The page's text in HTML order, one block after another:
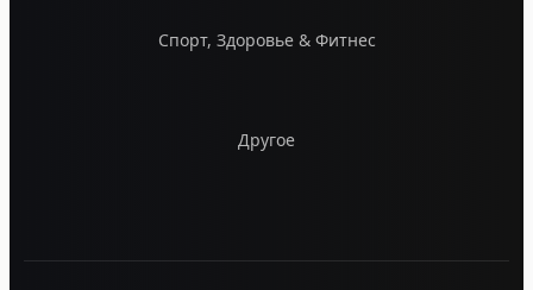
Спорт, Здоровье & Фитнес
Другое